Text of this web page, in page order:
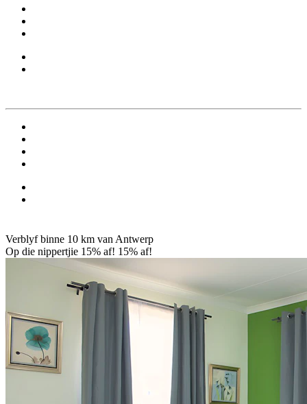
Verblyf binne 10 km van Antwerp
Op die nippertjie 15% af! 15% af!